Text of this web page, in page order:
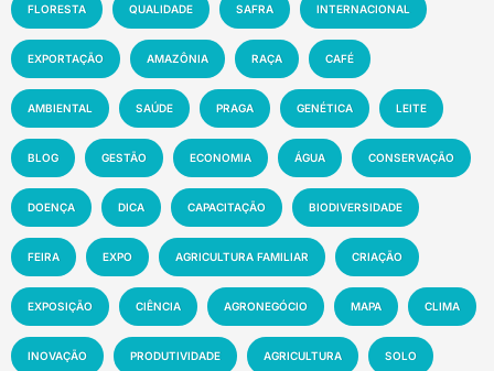
FLORESTA QUALIDADE SAFRA INTERNACIONAL
EXPORTAÇÃO AMAZÔNIA RAÇA CAFÉ
AMBIENTAL SAÚDE PRAGA GENÉTICA LEITE
BLOG GESTÃO ECONOMIA ÁGUA CONSERVAÇÃO
DOENÇA DICA CAPACITAÇÃO BIODIVERSIDADE
FEIRA EXPO AGRICULTURA FAMILIAR CRIAÇÃO
EXPOSIÇÃO CIÊNCIA AGRONEGÓCIO MAPA CLIMA
INOVAÇÃO PRODUTIVIDADE AGRICULTURA SOLO